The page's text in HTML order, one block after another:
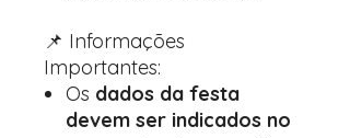
📌 Informações
Importantes:
Os dados da festa
devem ser indicados no